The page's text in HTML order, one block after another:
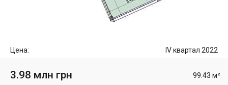
Цена: IV квартал 2022
3.98 млн грн 99.43 м²